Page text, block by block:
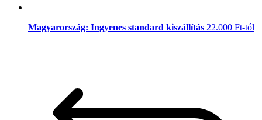
Magyarország: Ingyenes standard kiszállítás 22.000 Ft-tól